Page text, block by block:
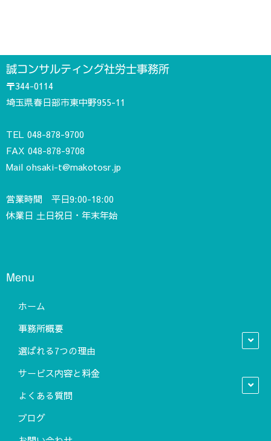
誠コンサルティング社労士事務所
〒344-0114
埼玉県春日部市東中野955-11
TEL 048-878-9700
FAX 048-878-9708
Mail ohsaki-t@makotosr.jp
営業時間 平日9:00-18:00
休業日 土日祝日・年末年始
Menu
ホーム
事務所概要
選ばれる7つの理由
サービス内容と料金
よくある質問
ブログ